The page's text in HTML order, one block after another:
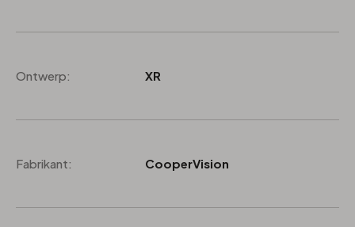
Ontwerp: XR
Fabrikant: CooperVision